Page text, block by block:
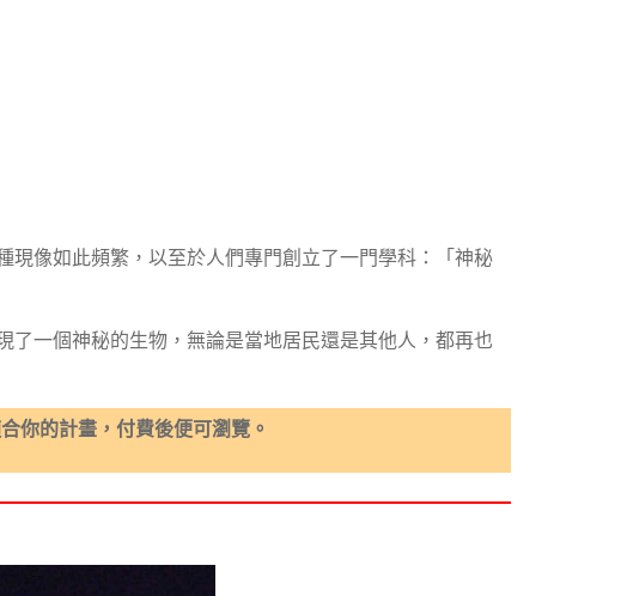
像如此頻繁，以至於人們專門創立了一門學科：「神秘
一個神秘的生物，無論是當地居民還是其他人，都再也
你的計畫，付費後便可瀏覽。